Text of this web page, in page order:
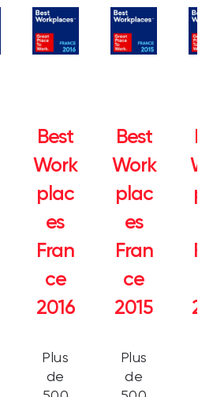
Best
Work
plac
es
Fran
ce
2016
Plus
de
Best
Work
plac
es
Fran
ce
2015
Plus
de